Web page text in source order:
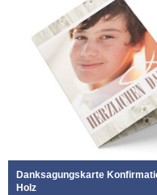
Danksagungskarte
Holz